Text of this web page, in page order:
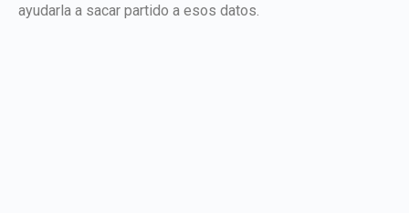
ayudarla a sacar partido a esos datos.